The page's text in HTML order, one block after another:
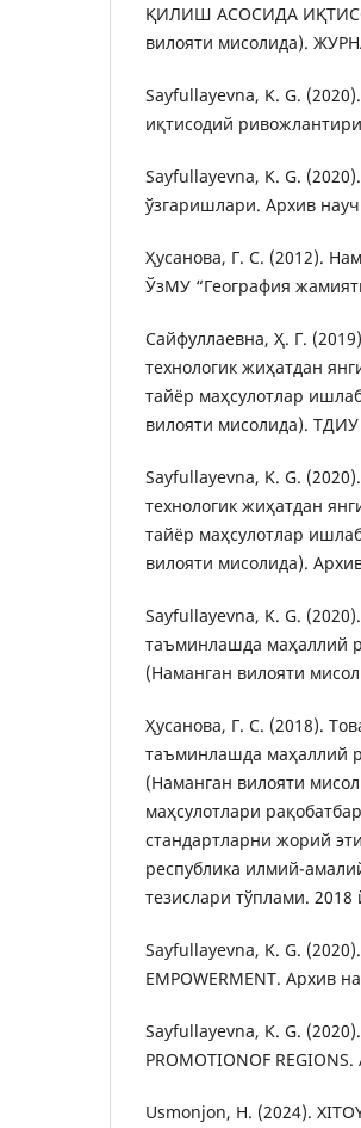
ҚИЛИШ АСОСИДА
вилояти мисолида).
Sayfullayevna, K. G.
иқтисодий
Sayfullayevna, K. G.
ўзгаришлари. Архив
Ҳусанова, Г. С. (2012).
ЎзМУ “География
Сайфуллаевна, Ҳ. Г.
технологик жиҳатдан
тайёр маҳсулотлар
вилояти мисолида).
Sayfullayevna, K. G.
технологик жиҳатдан
тайёр маҳсулотлар
вилояти мисолида).
Sayfullayevna, K. G.
таъминлашда маҳаллий
(Наманган вилояти
Ҳусанова, Г. С. (2018).
таъминлашда маҳаллий
(Наманган вилояти
маҳсулотлари
стандартларни жорий
республика илмий-
тезислари тўплами.
Sayfullayevna, K. G. (2020).
EMPOWERMENT. Архив
Sayfullayevna, K. G. (2020).
PROMOTIONOF
Usmonjon, H. (2024).